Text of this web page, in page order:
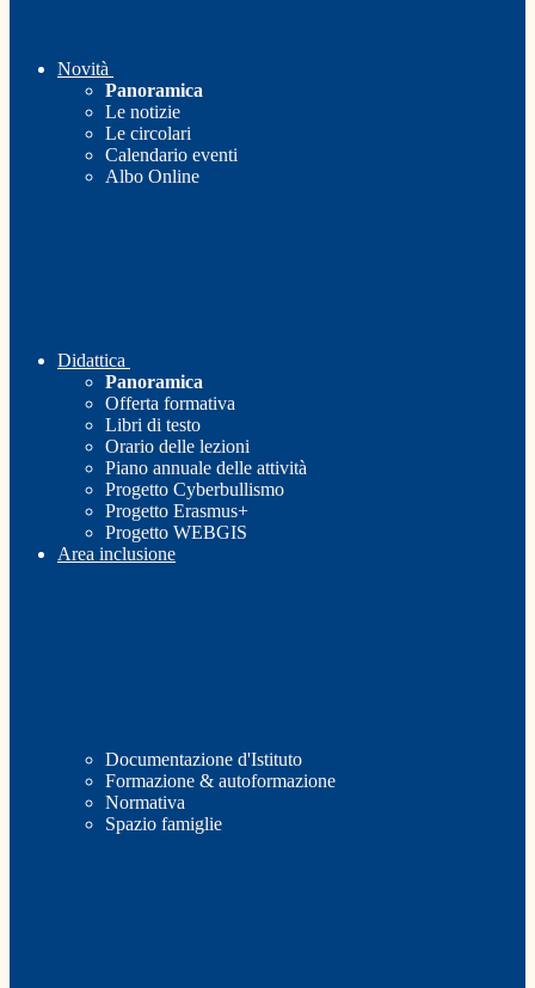
Novità
Panoramica
Le notizie
Le circolari
Calendario eventi
Albo Online
Didattica
Panoramica
Offerta formativa
Libri di testo
Orario delle lezioni
Piano annuale delle attività
Progetto Cyberbullismo
Progetto Erasmus+
Progetto WEBGIS
Area inclusione
Documentazione d'Istituto
Formazione & autoformazione
Normativa
Spazio famiglie